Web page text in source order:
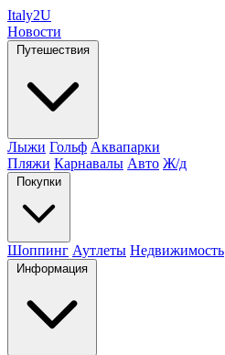
Italy2U
Новости
Путешествия
Лыжи Гольф Аквапарки
Пляжи Карнавалы Авто Ж/д
Покупки
Шоппинг Аутлеты Недвижимость
Информация